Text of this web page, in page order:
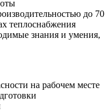
до 70
теплоснабжения
знания и умения,
на рабочем месте